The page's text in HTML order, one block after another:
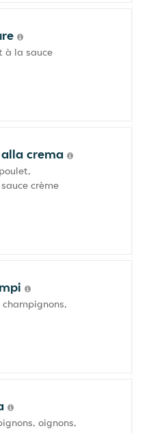
à la sauce
crema
crème
oignons,